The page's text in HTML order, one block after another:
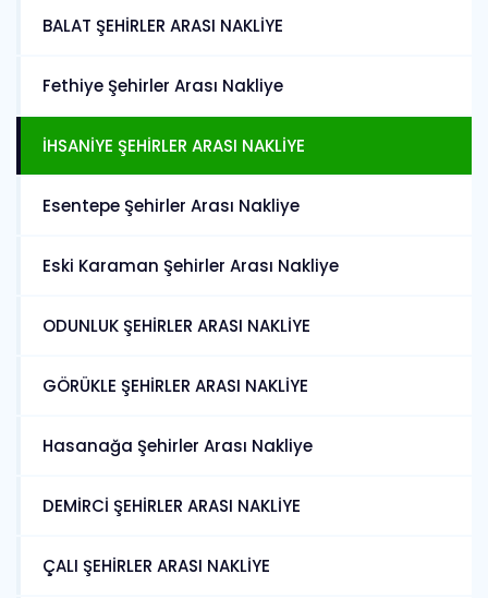
BALAT ŞEHİRLER ARASI NAKLİYE
Fethiye Şehirler Arası Nakliye
İHSANİYE ŞEHİRLER ARASI NAKLİYE
Esentepe Şehirler Arası Nakliye
Eski Karaman Şehirler Arası Nakliye
ODUNLUK ŞEHİRLER ARASI NAKLİYE
GÖRÜKLE ŞEHİRLER ARASI NAKLİYE
Hasanağa Şehirler Arası Nakliye
DEMİRCİ ŞEHİRLER ARASI NAKLİYE
ÇALI ŞEHİRLER ARASI NAKLİYE